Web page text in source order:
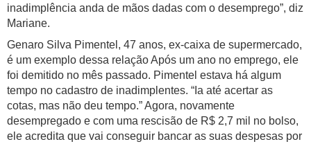
inadimplência anda de mãos dadas com o desemprego”, diz
Mariane.
Genaro Silva Pimentel, 47 anos, ex-caixa de supermercado,
é um exemplo dessa relação Após um ano no emprego, ele
foi demitido no mês passado. Pimentel estava há algum
tempo no cadastro de inadimplentes. “Ia até acertar as
cotas, mas não deu tempo.” Agora, novamente
desempregado e com uma rescisão de R$ 2,7 mil no bolso,
ele acredita que vai conseguir bancar as suas despesas por